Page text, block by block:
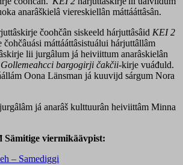
anarâškielâ viereskiellân máttááttâsân.
čoohčân siskeeld hárjuttâsâid KEI 2
čohčâuási máttááttâsistuálui hárjuttâllâm
lii jurgâlum já heiviittum anarâskielân
bargogirji čakčii-kirje vuáđuld.
Oona Länsman já kuuvijd sárgum Nora
já anarâš kulttuurân heiviittâm Minna
viermikäävpist:
– Samediggi